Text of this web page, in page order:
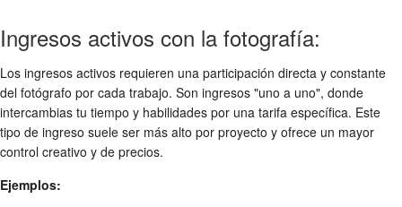
Ingresos activos con la fotografía:
Los ingresos activos requieren una participación directa y constante
del fotógrafo por cada trabajo. Son ingresos "uno a uno", donde
intercambias tu tiempo y habilidades por una tarifa específica. Este
tipo de ingreso suele ser más alto por proyecto y ofrece un mayor
control creativo y de precios.
Ejemplos: